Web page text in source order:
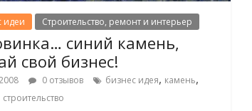
идеи Строительство, ремонт и интерьер
синий камень,
свой бизнес!
0 отзывов бизнес идея, камень,
строительство